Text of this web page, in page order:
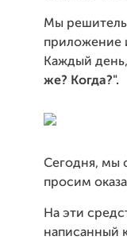
Мы
приложение
Каждый
же? Когда?".
Сегодня, мы
просим
На эти
написанный